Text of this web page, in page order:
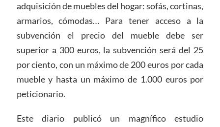
adquisición de muebles del hogar: sofás, cortinas,
armarios, cómodas… Para tener acceso a la
subvención el precio del mueble debe ser
superior a 300 euros, la subvención será del 25
por ciento, con un máximo de 200 euros por cada
mueble y hasta un máximo de 1.000 euros por
peticionario.
Este diario publicó un magnífico estudio